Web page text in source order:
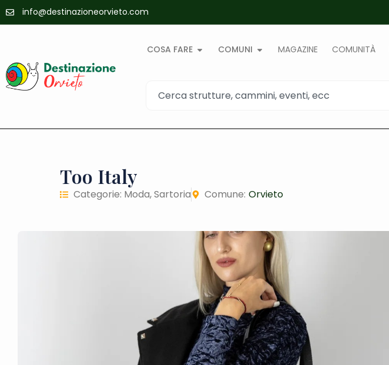
info@destinazioneorvieto.com
COSA FARE COMUNI MAGAZINE COMUNITÀ
Too Italy
Categorie: Moda,Sartoria Comune: Orvieto